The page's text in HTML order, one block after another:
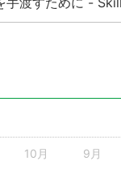
10月 9月